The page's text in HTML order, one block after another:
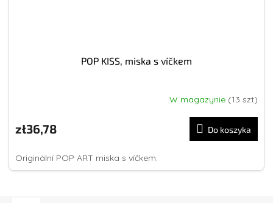
POP KISS, miska s víčkem
W magazynie (13 szt)
zł36,78 Do koszyka
Originální POP ART miska s víčkem.